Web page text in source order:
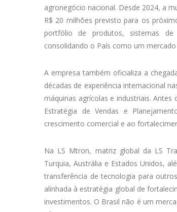
agronegócio nacional. Desde 2024, a
R$ 20 milhões previsto para os
portfólio de produtos, sistemas de
consolidando o País como um
A empresa também oficializa a
décadas de experiência internacional
máquinas agrícolas e industriais.
Estratégia de Vendas e
crescimento comercial e ao
Na LS Mtron, matriz global da LS
Turquia, Austrália e Estados Unidos,
transferência de tecnologia para
alinhada à estratégia global de
investimentos. O Brasil não é um